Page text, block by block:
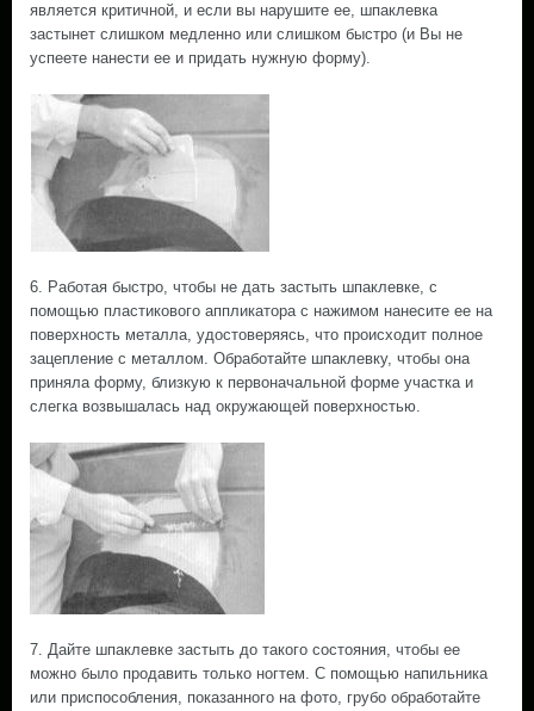
является критичной, и если вы нарушите ее, шпаклевка
застынет слишком медленно или слишком быстро (и Вы не
успеете нанести ее и придать нужную форму).
6. Работая быстро, чтобы не дать застыть шпаклевке, с
помощью пластикового аппликатора с нажимом нанесите ее на
поверхность металла, удостоверяясь, что происходит полное
зацепление с металлом. Обработайте шпаклевку, чтобы она
приняла форму, близкую к первоначальной форме участка и
слегка возвышалась над окружающей поверхностью.
7. Дайте шпаклевке застыть до такого состояния, чтобы ее
можно было продавить только ногтем. С помощью напильника
или приспособления, показанного на фото, грубо обработайте